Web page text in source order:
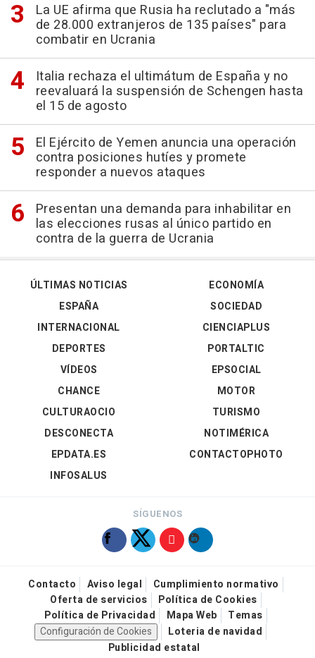
La UE afirma que Rusia ha reclutado a "más
de 28.000 extranjeros de 135 países" para
combatir en Ucrania
Italia rechaza el ultimátum de España y no
reevaluará la suspensión de Schengen hasta
el 15 de agosto
El Ejército de Yemen anuncia una operación
contra posiciones hutíes y promete
responder a nuevos ataques
Presentan una demanda para inhabilitar en
las elecciones rusas al único partido en
contra de la guerra de Ucrania
ÚLTIMAS NOTICIAS
ESPAÑA
INTERNACIONAL
DEPORTES
VÍDEOS
ECONOMÍA
SOCIEDAD
CIENCIAPLUS
PORTALTIC
EPSOCIAL
CHANCE
CULTURAOCIO
DESCONECTA
EPDATA.ES
INFOSALUS
MOTOR
TURISMO
NOTIMÉRICA
CONTACTOPHOTO
SÍGUENOS
Contacto Aviso legal
Cumplimiento normativo
Oferta de servicios
Política de Cookies
Política de Privacidad
Mapa Web
Temas
Configuración de Cookies
Loteria de navidad
Publicidad estatal